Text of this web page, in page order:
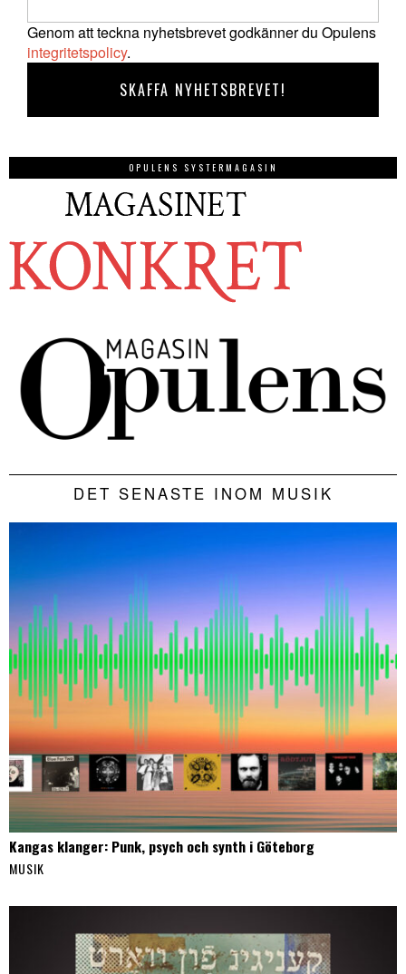
Genom att teckna nyhetsbrevet godkänner du Opulens
integritetspolicy.
OPULENS SYSTERMAGASIN
DET SENASTE INOM MUSIK
Kangas klanger: Punk, psych och synth i Göteborg
MUSIK